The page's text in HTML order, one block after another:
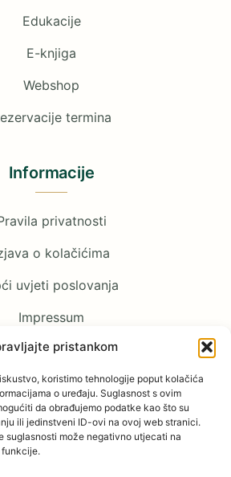
pristankom
koristimo tehnologije poput kolačića
o uređaju. Suglasnost s ovim
da obrađujemo podatke kao što su
ili jedinstveni ID-ovi na ovoj web stranici.
suglasnosti može negativno utjecati na
Edukacije
E-knjiga
Webshop
termina
Informacije
privatnosti
o kolačićima
uvjeti poslovanja
Impressum
Pratite nas
Facebook
YouTube